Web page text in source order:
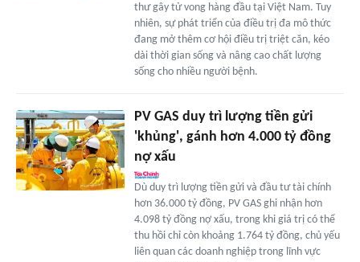
thư gây tử vong hàng đầu tại Việt Nam. Tuy
nhiên, sự phát triển của điều trị đa mô thức
đang mở thêm cơ hội điều trị triệt căn, kéo
dài thời gian sống và nâng cao chất lượng
sống cho nhiều người bệnh.
PV GAS duy trì lượng tiền gửi
'khủng', gánh hơn 4.000 tỷ đồng
nợ xấu
Dù duy trì lượng tiền gửi và đầu tư tài chính
hơn 36.000 tỷ đồng, PV GAS ghi nhận hơn
4.098 tỷ đồng nợ xấu, trong khi giá trị có thể
thu hồi chỉ còn khoảng 1.764 tỷ đồng, chủ yếu
liên quan các doanh nghiệp trong lĩnh vực